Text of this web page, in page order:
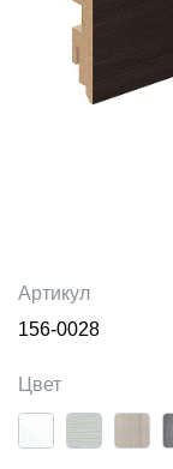
Артикул
156-0028
Цвет